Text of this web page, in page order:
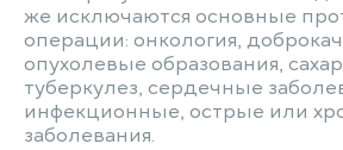
же исключаются основные
операции: онкология,
опухолевые образования,
туберкулез, сердечные
инфекционные, острые или
заболевания.